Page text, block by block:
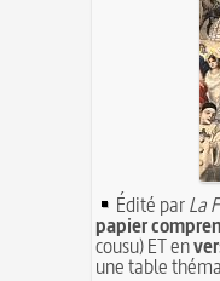
Édité parLa
papier
cousu) ET en
une table